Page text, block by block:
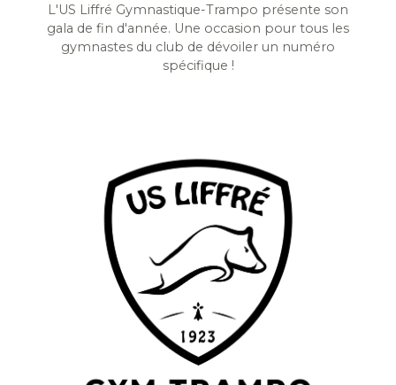
L'US Liffré Gymnastique-Trampo présente son
gala de fin d'année. Une occasion pour tous les
gymnastes du club de dévoiler un numéro
spécifique !